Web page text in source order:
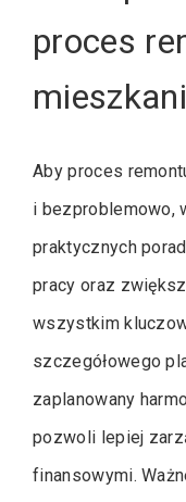
proces
Aby proces
i bezproblemowo,
praktycznych
pracy oraz
wszystkim
szczegółowego
zaplanowany
pozwoli lepiej
finansowymi.